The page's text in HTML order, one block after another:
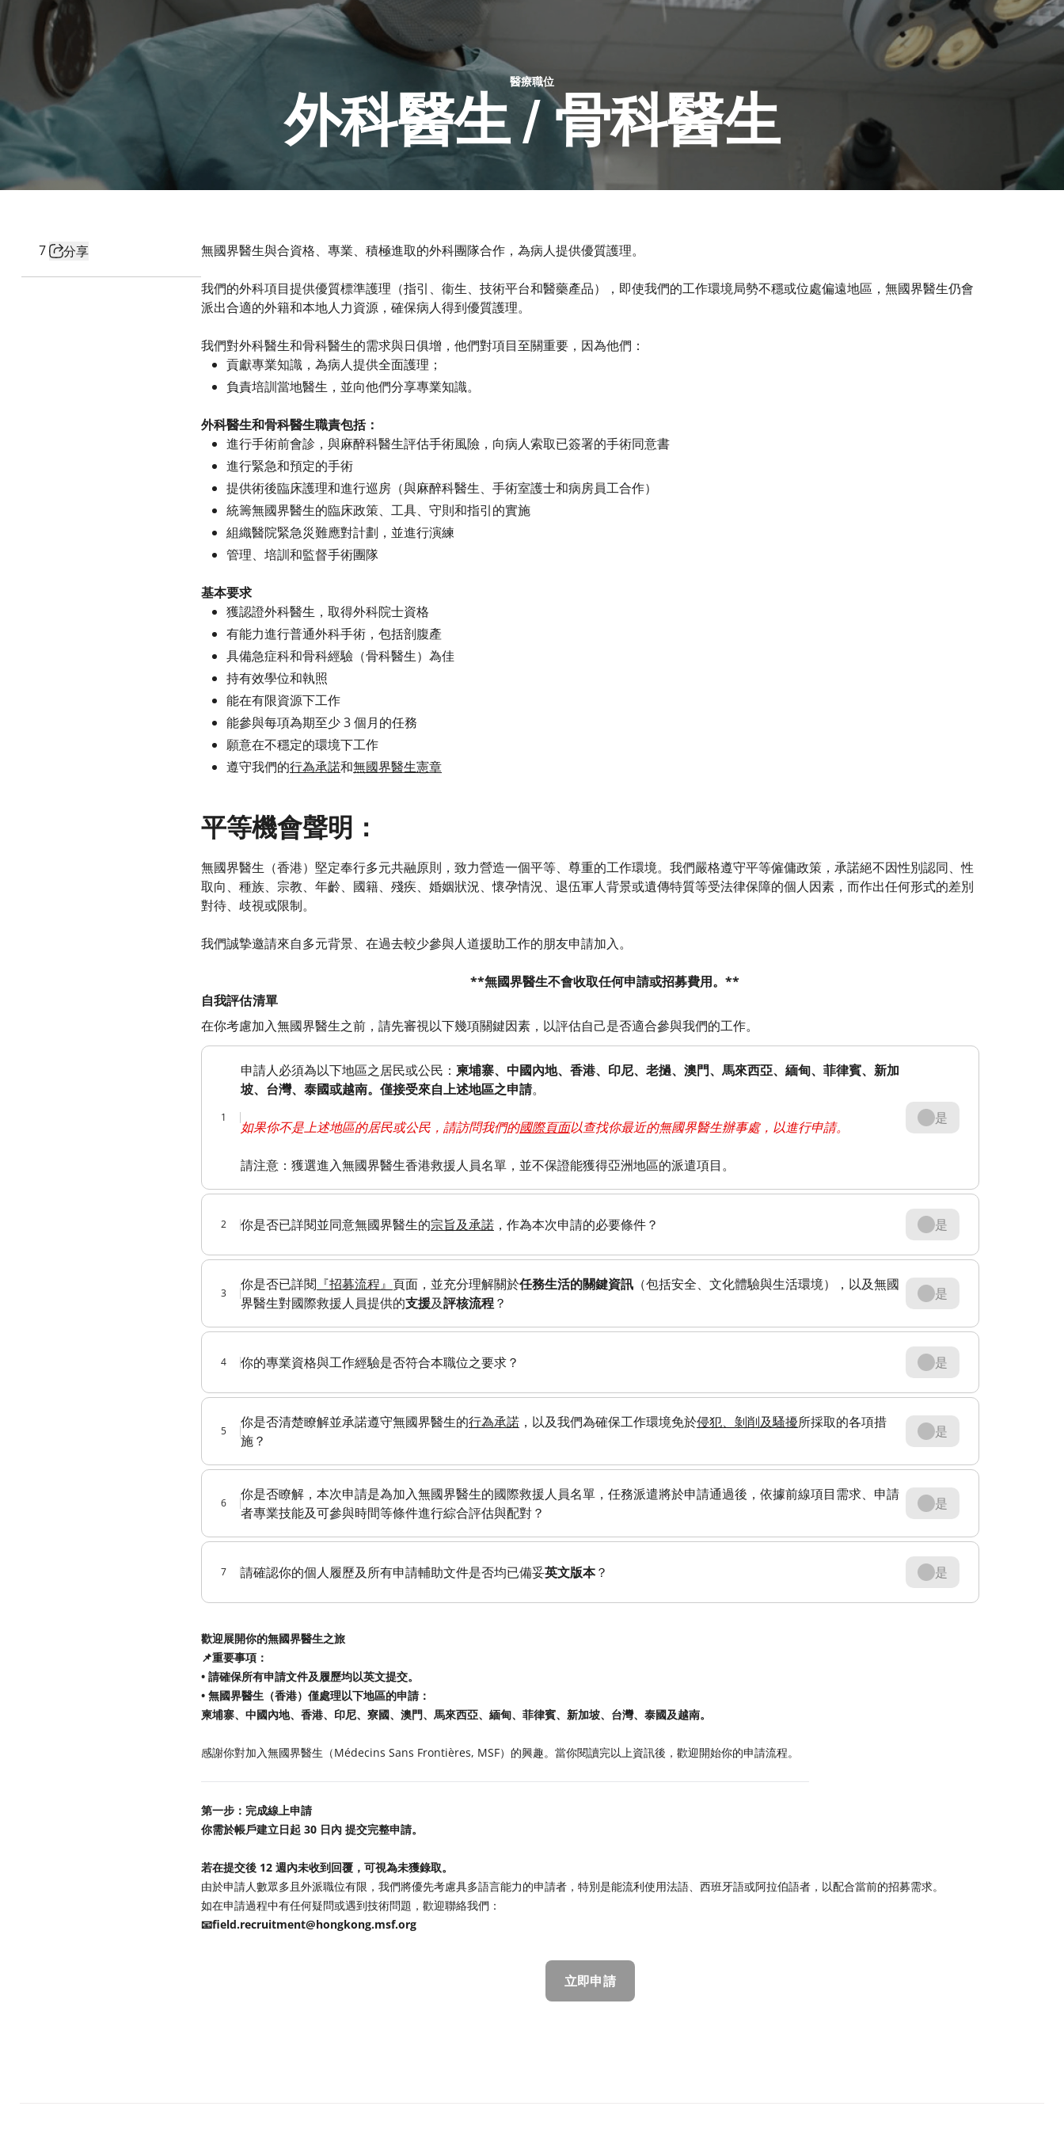
醫療職位​
外科醫生 / 骨科醫生
7 分享 無國界醫生與合資格、專業、積極進取的外科團隊合作，為病人提供優質護理。
我們的外科項目提供優質標準護理（指引、衞生、技術平台和醫藥產品），即使我們的工作環境局勢不穩或位處偏遠地區，無國界醫生仍會
派出合適的外籍和本地人力資源，確保病人得到優質護理。
我們對外科醫生和骨科醫生的需求與日俱增，他們對項目至關重要，因為他們：
貢獻專業知識，為病人提供全面護理；
負責培訓當地醫生，並向他們分享專業知識。
外科醫生和骨科醫生職責包括：
進行手術前會診，與麻醉科醫生評估手術風險，向病人索取已簽署的手術同意書
進行緊急和預定的手術
提供術後臨床護理和進行巡房（與麻醉科醫生、手術室護士和病房員工合作）
統籌無國界醫生的臨床政策、工具、守則和指引的實施
組織醫院緊急災難應對計劃，並進行演練
管理、培訓和監督手術團隊
基本要求
獲認證外科醫生，取得外科院士資格
有能力進行普通外科手術，包括剖腹產
具備急症科和骨科經驗（骨科醫生）為佳
持有效學位和執照
能在有限資源下工作
能參與每項為期至少 3 個月的任務
願意在不穩定的環境下工作
遵守我們的行為承諾和無國界醫生憲章
平等機會聲明：
無國界醫生（香港）堅定奉行多元共融原則，致力營造一個平等、尊重的工作環境。我們嚴格遵守平等僱傭政策，承諾絕不因性別認同、性
取向、種族、宗教、年齡、國籍、殘疾、婚姻狀況、懷孕情況、退伍軍人背景或遺傳特質等受法律保障的個人因素，而作出任何形式的差別
對待、歧視或限制。
我們誠摯邀請來自多元背景、在過去較少參與人道援助工作的朋友申請加入。
**無國界醫生不會收取任何申請或招募費用。**
自我評估清單
在你考慮加入無國界醫生之前，請先審視以下幾項關鍵因素，以評估自己是否適合參與我們的工作。
1
申請人必須為以下地區之居民或公民： 柬埔寨、中國內地、香港、印尼、老撾、澳門、馬來西亞、緬甸、菲律賓、新加
坡、台灣、泰國或越南。僅接受來自上述地區之申請。
如果你不是上述地區的居民或公民，請訪問我們的國際頁面以查找你最近的無國界醫生辦事處，以進行申請。
請注意：獲選進入無國界醫生香港救援人員名單，並不保證能獲得亞洲地區的派遣項目。
是
2 你是否已詳閱並同意無國界醫生的宗旨及承諾 ，作為本次申請的必要條件？ 是
3
你是否已詳閱 『招募流程』 頁面，並充分理解關於任務生活的關鍵資訊 （包括安全、文化體驗​與生活環境​），以及無國
界醫生對國際救援人員提供的支援及評核流程？
是
4 你的專業資格與工作經驗是否符合本職位之要求？ 是
5
你是否清楚瞭解並承諾遵守無國界醫生的行為承諾 ，以及我們為確保工作環境免於侵犯、剝削及騷擾所採取的各項措
施？
是
6
你是否瞭解，本次申請是為加入無國界醫生的國際救援人員名單，任務派遣將於申請通過後，依據前線項目需求、申請
者專業技能及可參與時間等條件進行綜合評估與配對？
是
7 請確認你的個人履歷及所有申請輔助文件是否均已備妥英文版本？ 是
歡迎展開你的無國界醫生之旅
📌重要事項：
• 請確保所有申請文件及履歷均以英文提交。
• 無國界醫生（香港）僅處理以下地區的申請：
柬埔寨、中國內地、香港、印尼、寮國、澳門、馬來西亞、緬甸、菲律賓、新加坡、台灣、泰國及越南。
感謝你對加入無國界醫生（Médecins Sans Frontières, MSF）的興趣。當你閱讀完以上資訊後，歡迎開始你的申請流程。
第一步：完成線上申請
你需於帳戶建立日起 30 日內 提交完整申請。
若在提交後 12 週內未收到回覆，可視為未獲錄取。
由於申請人數眾多且外派職位有限，我們將優先考慮具多語言能力的申請者，特別是能流利使用法語、西班牙語或阿拉伯語者，以配合當前的招募需求。
如在申請過程中有任何疑問或遇到技術問題，歡迎聯絡我們：
📧field.recruitment@hongkong.msf.org
立即申請